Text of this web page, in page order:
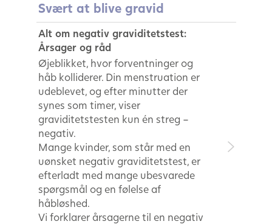
Svært at blive gravid
Alt om negativ graviditetstest:
Årsager og råd
Øjeblikket, hvor forventninger og
håb kolliderer. Din menstruation er
udeblevet, og efter minutter der
synes som timer, viser
graviditetstesten kun én streg –
negativ.
Mange kvinder, som står med en
uønsket negativ graviditetstest, er
efterladt med mange ubesvarede
spørgsmål og en følelse af
håbløshed.
Vi forklarer årsagerne til en negativ